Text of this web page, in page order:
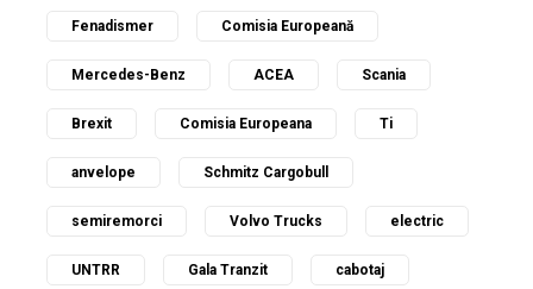
Fenadismer Comisia Europeană
Mercedes-Benz ACEA Scania
Brexit Comisia Europeana Ti
anvelope Schmitz Cargobull
semiremorci Volvo Trucks electric
UNTRR Gala Tranzit cabotaj